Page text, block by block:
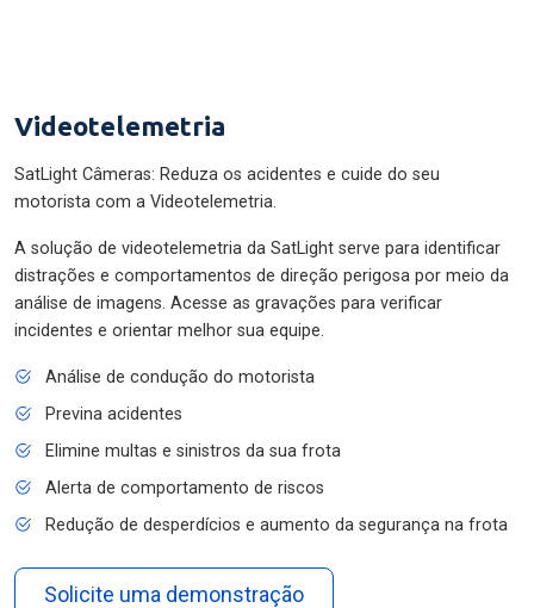
Videotelemetria
SatLight Câmeras: Reduza os acidentes e cuide do seu
motorista com a Videotelemetria.
A solução de videotelemetria da SatLight serve para identificar
distrações e comportamentos de direção perigosa por meio da
análise de imagens. Acesse as gravações para verificar
incidentes e orientar melhor sua equipe.
Análise de condução do motorista
Previna acidentes
Elimine multas e sinistros da sua frota
Alerta de comportamento de riscos
Redução de desperdícios e aumento da segurança na frota
Solicite uma demonstração